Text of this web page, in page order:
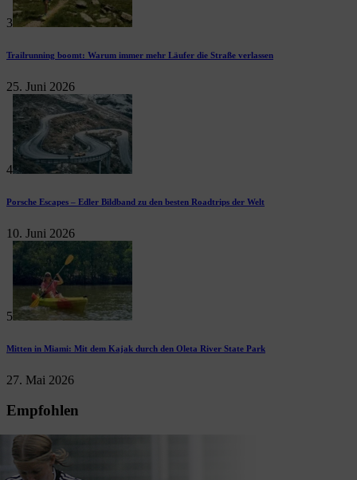
3
Trailrunning boomt: Warum immer mehr Läufer die Straße verlassen
25. Juni 2026
4
Porsche Escapes – Edler Bildband zu den besten Roadtrips der Welt
10. Juni 2026
5
Mitten in Miami: Mit dem Kajak durch den Oleta River State Park
27. Mai 2026
Empfohlen